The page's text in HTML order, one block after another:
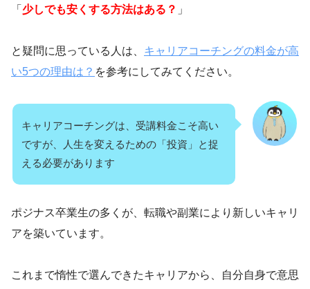
「 少しでも安くする方法はある？ 」
と疑問に思っている人は、 キャリアコーチングの料金が高
い5つの理由は？ を参考にしてみてください。
キャリアコーチングは、受講料金こそ高い
ですが、人生を変えるための「投資」と捉
える必要があります
ポジナス卒業生の多くが、転職や副業により新しいキャリ
アを築いています。
これまで惰性で選んできたキャリアから、自分自身で意思